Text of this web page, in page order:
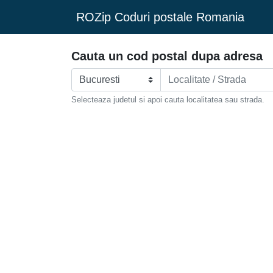
ROZip Coduri postale Romania
Cauta un cod postal dupa adresa
Selecteaza judetul si apoi cauta localitatea sau strada.